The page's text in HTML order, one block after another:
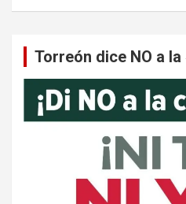
Torreón dice NO a